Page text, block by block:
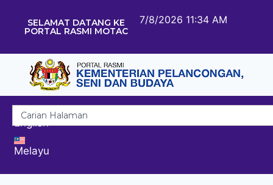
SELAMAT DATANG KE
PORTAL RASMI MOTAC
7/8/2026 11:34 AM
English
Melayu